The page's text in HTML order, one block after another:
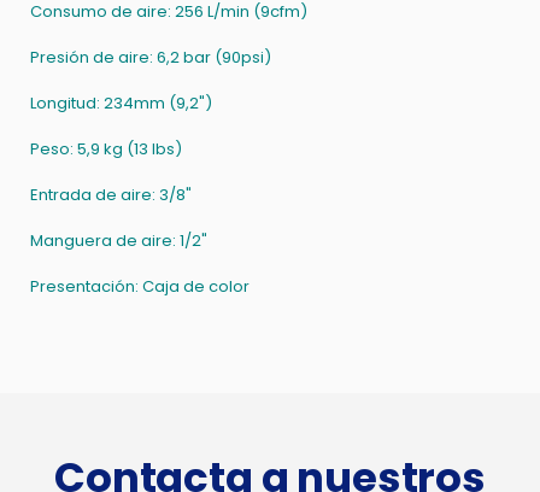
Consumo de aire: 256 L/min (9cfm)
Presión de aire: 6,2 bar (90psi)
Longitud: 234mm (9,2")
Peso: 5,9 kg (13 lbs)
Entrada de aire: 3/8"
Manguera de aire: 1/2"
Presentación: Caja de color
Contacta a nuestros